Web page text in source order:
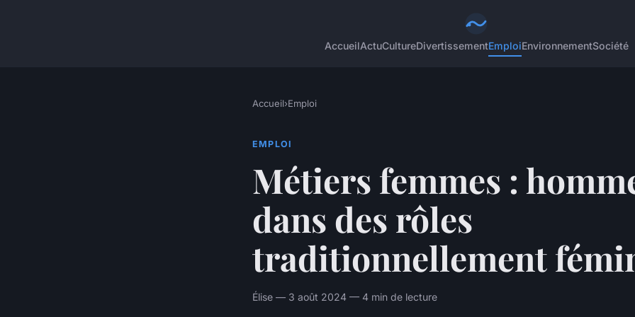
AccueilActuCultureDivertissementEmploiEnvironnementSociété
Accueil›Emploi
EMPLOI
Métiers femmes :
dans des rôles
traditionnellement
Élise — 3 août 2024 — 4 min de lecture